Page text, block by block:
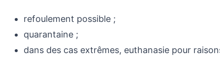
refoulement possible ;
quarantaine ;
dans des cas extrêmes, euthanasie pour